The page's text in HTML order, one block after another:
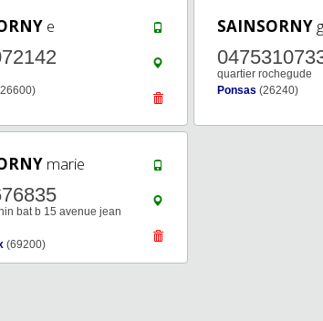
e SAINSORNY
quartier rochegude
Ponsas (26240)
marie
bat b 15 avenue jean
(69200)